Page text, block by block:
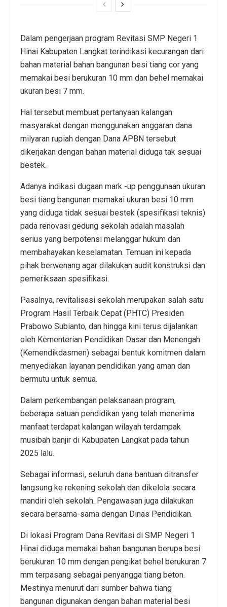
Dalam pengerjaan program Revitasi SMP Negeri 1
Hinai Kabupaten Langkat terindikasi kecurangan dari
bahan material bahan bangunan besi tiang cor yang
memakai besi berukuran 10 mm dan behel memakai
ukuran besi 7 mm.
Hal tersebut membuat pertanyaan kalangan
masyarakat dengan menggunakan anggaran dana
milyaran rupiah dengan Dana APBN tersebut
dikerjakan dengan bahan material diduga tak sesuai
bestek.
Adanya indikasi dugaan mark -up penggunaan ukuran
besi tiang bangunan memakai ukuran besi 10 mm
yang diduga tidak sesuai bestek (spesifikasi teknis)
pada renovasi gedung sekolah adalah masalah
serius yang berpotensi melanggar hukum dan
membahayakan keselamatan. Temuan ini kepada
pihak berwenang agar dilakukan audit konstruksi dan
pemeriksaan spesifikasi.
Pasalnya, revitalisasi sekolah merupakan salah satu
Program Hasil Terbaik Cepat (PHTC) Presiden
Prabowo Subianto, dan hingga kini terus dijalankan
oleh Kementerian Pendidikan Dasar dan Menengah
(Kemendikdasmen) sebagai bentuk komitmen dalam
menyediakan layanan pendidikan yang aman dan
bermutu untuk semua.
Dalam perkembangan pelaksanaan program,
beberapa satuan pendidikan yang telah menerima
manfaat terdapat kalangan wilayah terdampak
musibah banjir di Kabupaten Langkat pada tahun
2025 lalu.
Sebagai informasi, seluruh dana bantuan ditransfer
langsung ke rekening sekolah dan dikelola secara
mandiri oleh sekolah. Pengawasan juga dilakukan
secara bersama-sama dengan Dinas Pendidikan.
Di lokasi Program Dana Revitasi di SMP Negeri 1
Hinai diduga memakai bahan bangunan berupa besi
berukuran 10 mm dengan pengikat behel berukuran 7
mm terpasang sebagai penyangga tiang beton.
Mestinya menurut dari sumber bahwa tiang
bangunan digunakan dengan bahan material besi